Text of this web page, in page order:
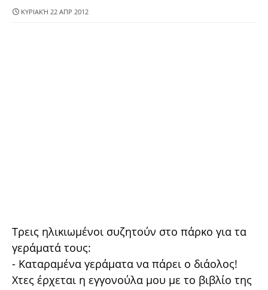
ΚΥΡΙΑΚΉ 22 ΑΠΡ 2012
Τρεις ηλικιωμένοι συζητούν στο πάρκο για τα
γεράματά τους:
- Καταραμένα γεράματα να πάρει ο διάολος!
Χτες έρχεται η εγγονούλα μου με το βιβλίο της